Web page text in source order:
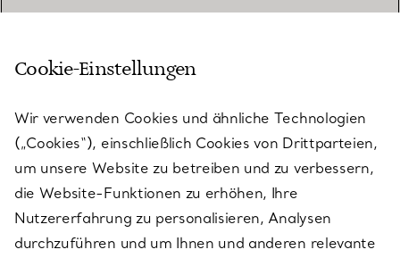
KUNDENSERVICE
SERVICES
ÜBER TIFFANY & CO.
Cookie-Einstellungen
Wir verwenden Cookies und ähnliche Technologien
(„Cookies“), einschließlich Cookies von Drittparteien,
um unsere Website zu betreiben und zu verbessern,
die Website-Funktionen zu erhöhen, Ihre
Nutzererfahrung zu personalisieren, Analysen
durchzuführen und um Ihnen und anderen relevante